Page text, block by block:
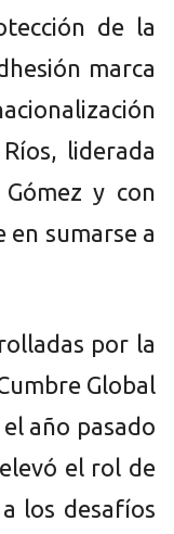
de la
marca
liderada
y con
en sumarse a
por la
Global
año pasado
el rol de
los desafíos